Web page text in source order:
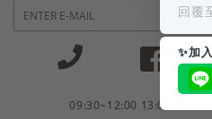
商品售後服務
電子發票
09:30~12:00 13:00~18:30
回覆
✨加